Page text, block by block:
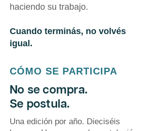
haciendo su trabajo.
Cuando terminás, no volvés
igual.
CÓMO SE PARTICIPA
No se compra.
Se postula.
Una edición por año. Dieciséis